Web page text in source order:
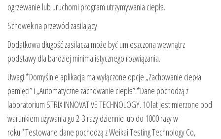
ogrzewanie lub uruchomi program utrzymywania ciepła.
Schowek na przewód zasilający
Dodatkowa długość zasilacza może być umieszczona wewnątrz
podstawy dla bardziej minimalistycznego rozwiązania.
Uwagi:*Domyślnie aplikacja ma wyłączone opcje „Zachowanie ciepła
pamięci” i „Automatyczne zachowanie ciepła”.*Dane pochodzą z
laboratorium STRIX INNOVATIVE TECHNOLOGY. 10 lat jest mierzone pod
warunkiem używania go 2-3 razy dziennie lub do 1000 razy w
roku.*Testowane dane pochodzą z Weikai Testing Technology Co,